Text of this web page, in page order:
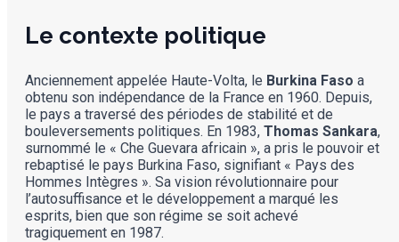
Le contexte politique
Anciennement appelée Haute-Volta, le Burkina Faso a
obtenu son indépendance de la France en 1960. Depuis,
le pays a traversé des périodes de stabilité et de
bouleversements politiques. En 1983, Thomas Sankara,
surnommé le « Che Guevara africain », a pris le pouvoir et
rebaptisé le pays Burkina Faso, signifiant « Pays des
Hommes Intègres ». Sa vision révolutionnaire pour
l’autosuffisance et le développement a marqué les
esprits, bien que son régime se soit achevé
tragiquement en 1987.